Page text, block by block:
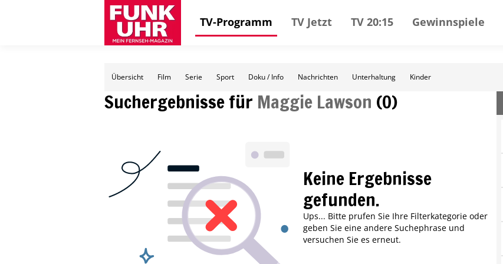
TV-Programm TV Jetzt TV 20:15 Gewinnspiele
Übersicht Film Serie Sport Doku / Info Nachrichten Unterhaltung Kinder
Suchergebnisse für Maggie Lawson (0)
Keine Ergebnisse
gefunden.
Ups... Bitte prufen Sie Ihre Filterkategorie oder
geben Sie eine andere Suchephrase und
versuchen Sie es erneut.